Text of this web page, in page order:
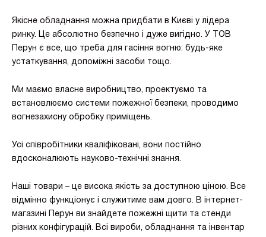
Якісне обладнання можна придбати в Києві у лідера
ринку. Це абсолютно безпечно і дуже вигідно. У ТОВ
Перун є все, що треба для гасіння вогню: будь-яке
устаткування, допоміжні засоби тощо.
Ми маємо власне виробництво, проектуємо та
встановлюємо системи пожежної безпеки, проводимо
вогнезахисну обробку приміщень.
Усі співробітники кваліфіковані, вони постійно
вдосконалюють науково-технічні знання.
Наші товари – це висока якість за доступною ціною. Все
відмінно функціонує і служитиме вам довго. В інтернет-
магазині Перун ви знайдете пожежні щити та стенди
різних конфігурацій. Всі вироби, обладнання та інвентар